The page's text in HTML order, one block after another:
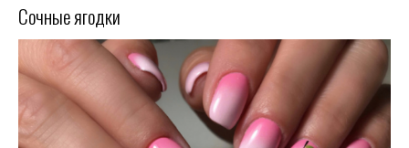
Сочные ягодки